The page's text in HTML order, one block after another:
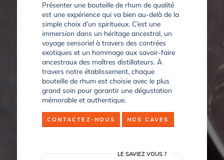
Présenter une bouteille de rhum de qualité
est une expérience qui va bien au-delà de la
simple choix d’un spiritueux. C’est une
immersion dans un héritage ancestral, un
voyage sensoriel à travers des contrées
exotiques et un hommage aux savoir-faire
ancestraux des maîtres distillateurs. À
travers notre établissement, chaque
bouteille de rhum est choisie avec le plus
grand soin pour garantir une dégustation
mémorable et authentique.
CONTACTEZ-NOUS NOS CAVES
LE SAVIEZ VOUS ?